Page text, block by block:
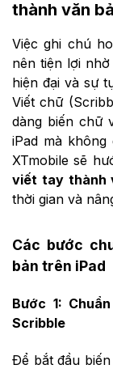
thành văn
Việc ghi chú
nên tiện lợi
hiện đại và sự
Viết chữ
dàng biến chữ
iPad mà
XTmobile sẽ
viết tay thành
thời gian và
Các bước
bản trên iPad
Bước 1:
Scribble
Để bắt đầu